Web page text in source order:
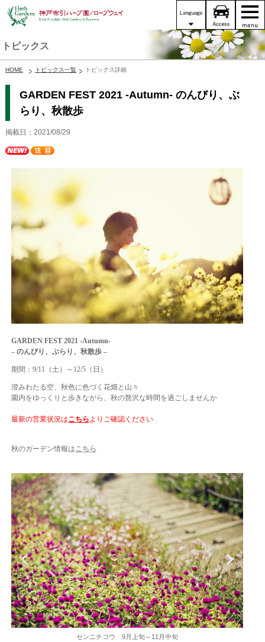
トピックス
HOME トピックス一覧 トピックス詳細
GARDEN FEST 2021 -Autumn- のんびり、ぶ
らり、秋散歩
掲載日：2021/08/29
GARDEN FEST 2021 -Autumn-
– のんびり、ぶらり、秋散歩 –
期間：9/11（土）～12/5（日）
澄みわたる空、秋色に色づく花畑と山々
園内をゆっくりと歩きながら、秋の贅沢な時間を過ごしませんか
最新の営業状況はこちら よりご確認ください
秋のガーデン情報はこちら
センニチコウ 9月上旬～11月中旬